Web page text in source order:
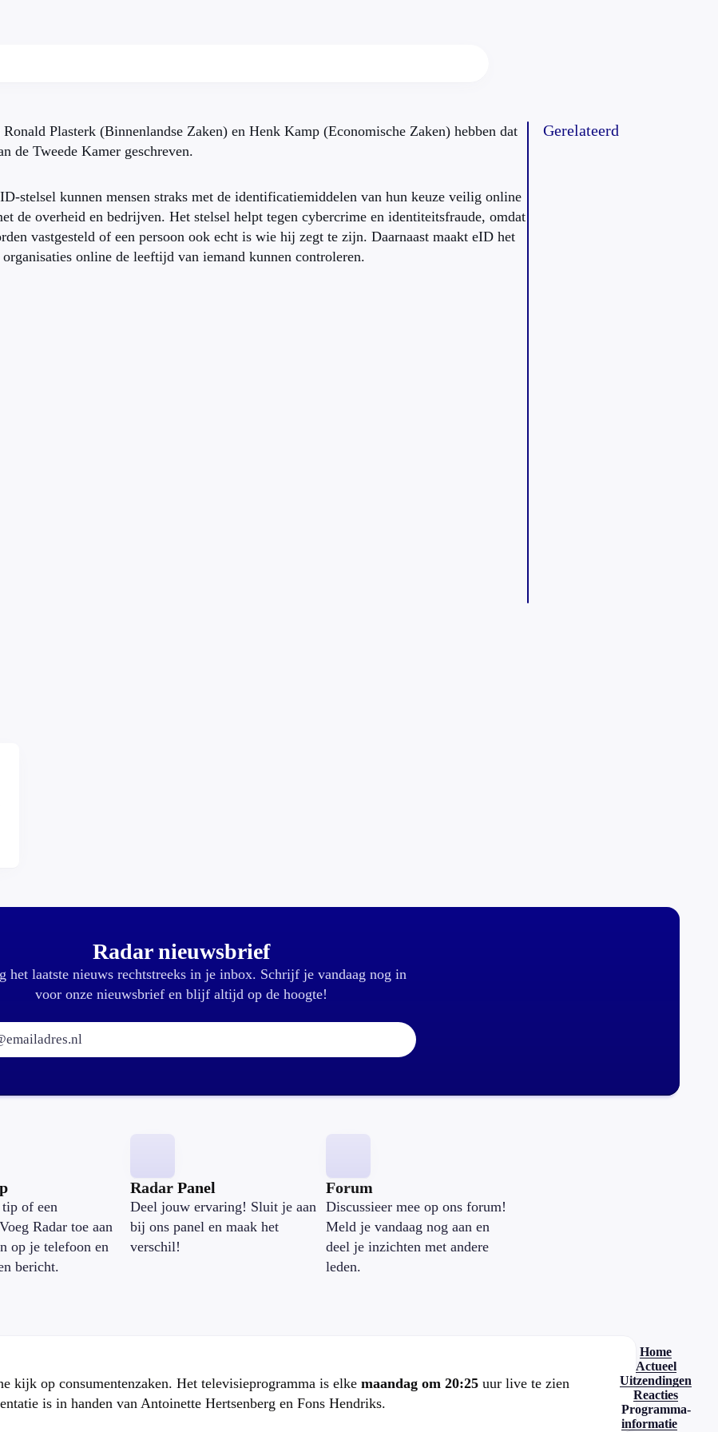
Plasterk (Binnenlandse Zaken) en Henk Kamp (Economische Zaken) hebben dat
de Tweede Kamer geschreven.
stelsel kunnen mensen straks met de identificatiemiddelen van hun keuze veilig online
de overheid en bedrijven. Het stelsel helpt tegen cybercrime en identiteitsfraude, omdat
vastgesteld of een persoon ook echt is wie hij zegt te zijn. Daarnaast maakt eID het
online de leeftijd van iemand kunnen controleren.
Gerelateerd
Radar nieuwsbrief
het laatste nieuws rechtstreeks in je inbox. Schrijf je vandaag nog in
voor onze nieuwsbrief en blijf altijd op de hoogte!
E-mailadres:
of een
Radar toe aan
op je telefoon en
bericht.
Radar Panel
Deel jouw ervaring! Sluit je aan
bij ons panel en maak het
verschil!
Forum
Discussieer mee op ons forum!
Meld je vandaag nog aan en
deel je inzichten met andere
leden.
kijk op consumentenzaken. Het televisieprogramma is elke maandag om 20:25 uur live te zien
is in handen van Antoinette Hertsenberg en Fons Hendriks.
Home
Actueel
Uitzendingen
Reacties
Programma-
informatie